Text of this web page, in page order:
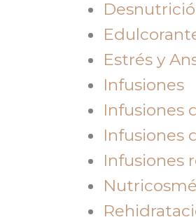
Estrés y
Infusiones
Infusiones
Infusiones
Infusiones